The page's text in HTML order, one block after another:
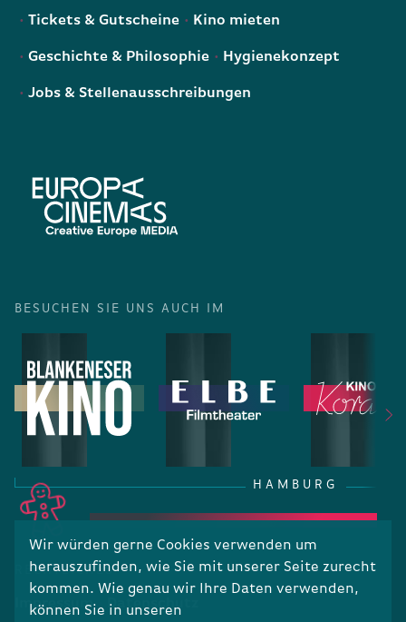
Wir würden gerne Cookies verwenden um
herauszufinden, wie Sie mit unserer Seite zurecht
kommen. Wie genau wir Ihre Daten verwenden,
können Sie in unseren
Tickets & Gutscheine Kino mieten
Geschichte & Philosophie Hygienekonzept
Jobs & Stellenausschreibungen
BESUCHEN SIE UNS AUCH IM
HAMBURG
RECHTLICHES
Impressum Datenschutz